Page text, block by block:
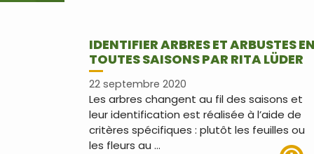
IDENTIFIER ARBRES ET ARBUSTES
TOUTES SAISONS PAR RITA LÜDER
22 septembre 2020
Les arbres changent au fil des saisons et
leur identification est réalisée à l’aide de
critères spécifiques : plutôt les feuilles ou
les fleurs au …